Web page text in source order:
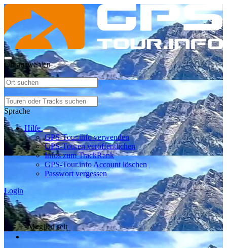
Ort auswählen
Sprache
Hilfe
GPS-Tour.info verwenden
GPS-Touren veröffentlichen
Infos zum TrackRank
GPS-Tour.info Account löschen
Passwort vergessen
Login
Mitglied seit